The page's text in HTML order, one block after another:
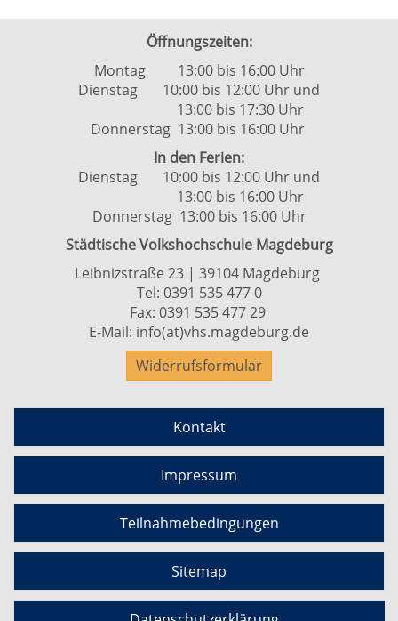
Öffnungszeiten:
Montag 13:00 bis 16:00 Uhr
Dienstag 10:00 bis 12:00 Uhr und
13:00 bis 17:30 Uhr
Donnerstag 13:00 bis 16:00 Uhr
In den Ferien:
Dienstag 10:00 bis 12:00 Uhr und
13:00 bis 16:00 Uhr
Donnerstag 13:00 bis 16:00 Uhr
Städtische Volkshochschule Magdeburg
Leibnizstraße 23 | 39104 Magdeburg
Tel: 0391 535 477 0
Fax: 0391 535 477 29
E-Mail: info(at)vhs.magdeburg.de
Widerrufsformular
Kontakt
Impressum
Teilnahmebedingungen
Sitemap